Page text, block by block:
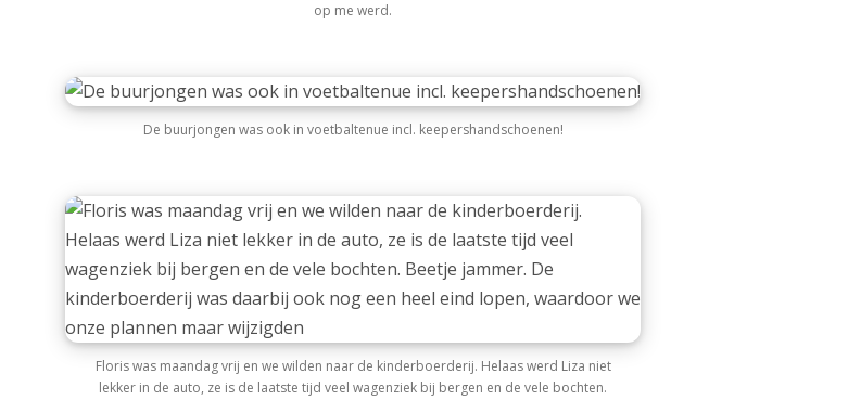
op me werd.
De buurjongen was ook in voetbaltenue incl. keepershandschoenen!
Floris was maandag vrij en we wilden naar de kinderboerderij. Helaas werd Liza niet
lekker in de auto, ze is de laatste tijd veel wagenziek bij bergen en de vele bochten.